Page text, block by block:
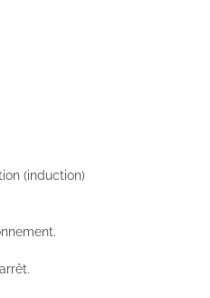
(induction)